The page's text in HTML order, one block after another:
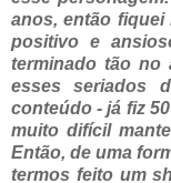
anos, então fiquei
positivo e
terminado tão no
esses seriados
conteúdo - já fiz
muito difícil
Então, de uma
termos feito um